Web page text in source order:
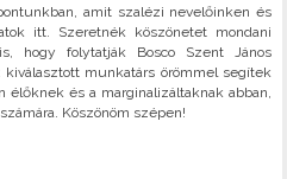
amit szalézi nevelőinken és
itt. Szeretnék köszönetet mondani
hogy folytatják Bosco Szent János
munkatárs örömmel segítek
élőknek és a marginalizáltaknak abban,
Köszönöm szépen!